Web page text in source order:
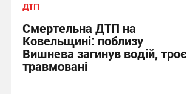
ДТП
Смертельна ДТП на
Ковельщині: поблизу
Вишнева загинув водій, троє
травмовані